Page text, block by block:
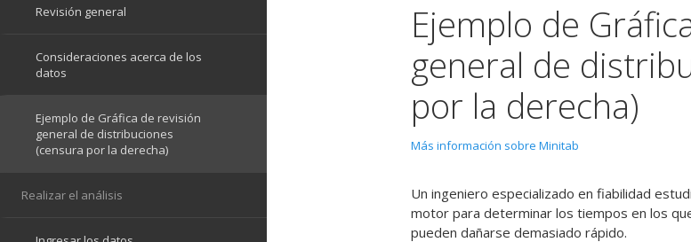
Ejemplo de
general de
por la derecha)
Más información sobre Minitab
Un ingeniero especializado en fiabilidad
motor para determinar los tiempos en los
pueden dañarse demasiado rápido.